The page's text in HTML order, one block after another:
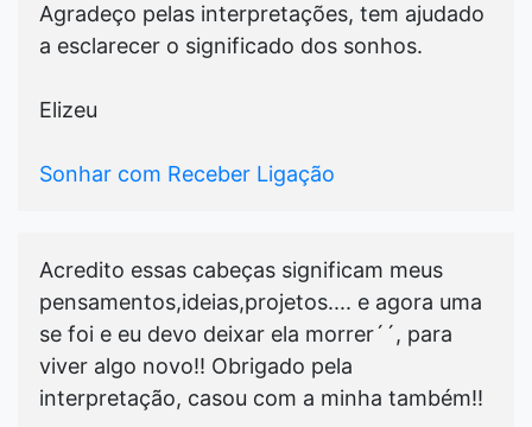
Agradeço pelas interpretações, tem ajudado
a esclarecer o significado dos sonhos.
Elizeu
Sonhar com Receber Ligação
Acredito essas cabeças significam meus
pensamentos,ideias,projetos.... e agora uma
se foi e eu devo deixar ela morrer´´, para
viver algo novo!! Obrigado pela
interpretação, casou com a minha também!!